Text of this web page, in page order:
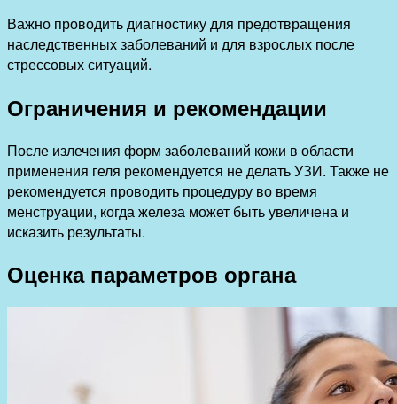
Важно проводить диагностику для предотвращения
наследственных заболеваний и для взрослых после
стрессовых ситуаций.
Ограничения и рекомендации
После излечения форм заболеваний кожи в области
применения геля рекомендуется не делать УЗИ. Также не
рекомендуется проводить процедуру во время
менструации, когда железа может быть увеличена и
исказить результаты.
Оценка параметров органа